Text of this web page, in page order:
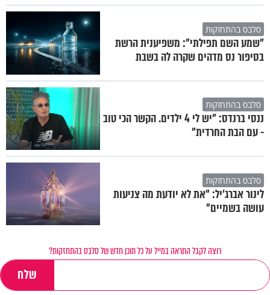
סלבס בהתחזקות
"שמע השם תפילתי": משפיענית הרשת
בסיפור נס מדהים שקרה לה בשבת
סלבס בהתחזקות
ננסי ברנדס: "יש לי 4 ילדים. הקשר הכי טוב
- עם הבת החרדית"
סלבס בהתחזקות
לינור אברג'יל: "את לא יודעת מה צניעות
עושה בשמיים"
רוצה לקבל התראה במייל על כל תוכן חדש של סלבס בהתחזקות?